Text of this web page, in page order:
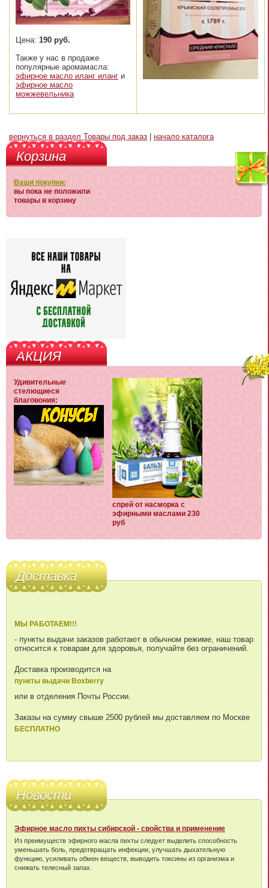
Цена: 190 руб.
Также у нас в продаже
популярные аромамасла:
эфирное масло иланг иланг и
эфирное масло
можжевельника
вернуться в раздел Товары под заказ | начало каталога
Корзина
Ваши покупки:
вы пока не положили
товары в корзину
АКЦИЯ
Удивительные
стелющиеся
благовония:
спрей от насморка с
эфирными маслами 230
руб
Доставка
МЫ РАБОТАЕМ!!!
- пункты выдачи заказов работают в обычном режиме, наш товар
относится к товарам для здоровья, получайте без ограничений.
Доставка производится на
пункты выдачи Boxberry
или в отделения Почты России.
Заказы на сумму свыше 2500 рублей мы доставляем по Москве
БЕСПЛАТНО
Новости
Эфирное масло пихты сибирской - свойства и применение
Из преимуществ эфирного масла пихты следует выделить способность
уменьшать боль, предотвращать инфекции, улучшать дыхательную
функцию, усиливать обмен веществ, выводить токсины из организма и
снижать телесный запах.